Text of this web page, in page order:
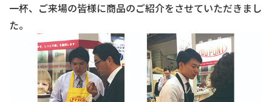
一杯、ご来場の皆様に商品のご紹介をさせていただきまし
た。